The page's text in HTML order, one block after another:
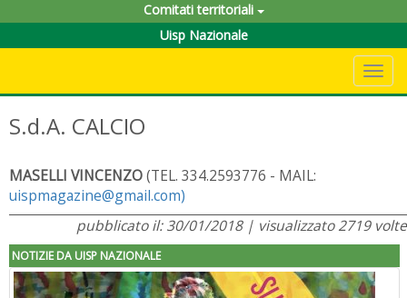
Comitati territoriali
Uisp Nazionale
S.d.A. CALCIO
MASELLI VINCENZO(TEL. 334.2593776 - MAIL:
uispmagazine@gmail.com)
pubblicato il: 30/01/2018 | visualizzato 2719 volte
NOTIZIE DA UISP NAZIONALE